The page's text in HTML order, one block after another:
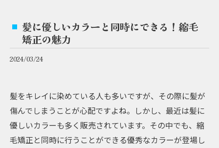
髪に優しいカラーと同時にできる！縮毛
矯正の魅力
2024/03/24
髪をキレイに染めている人も多いですが、その際に髪が
傷んでしまうことが心配ですよね。しかし、最近は髪に
優しいカラーも多く販売されています。その中でも、縮
毛矯正と同時に行うことができる優秀なカラーが登場し